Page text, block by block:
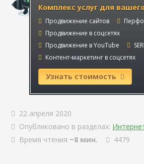
Комплекс услуг для
Продвижение сайтов
Продвижение в соцсетях
Продвижение в YouTube
Контент-маркетинг в соцсетях
Узнать стоимость
22 апреля 2020
Опубликовано в разделах:
Время чтения ~8 мин. 4479